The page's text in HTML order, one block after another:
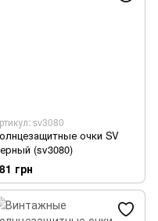
sv3080
очки SV
(sv3080)
грн